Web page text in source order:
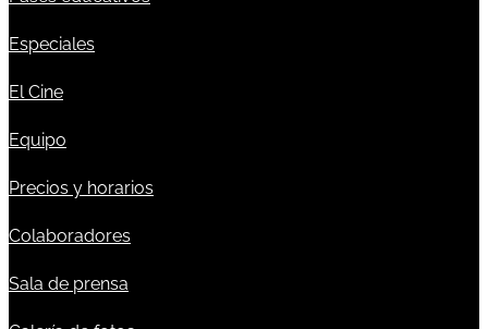
Especiales
El Cine
Equipo
Precios y horarios
Colaboradores
Sala de prensa